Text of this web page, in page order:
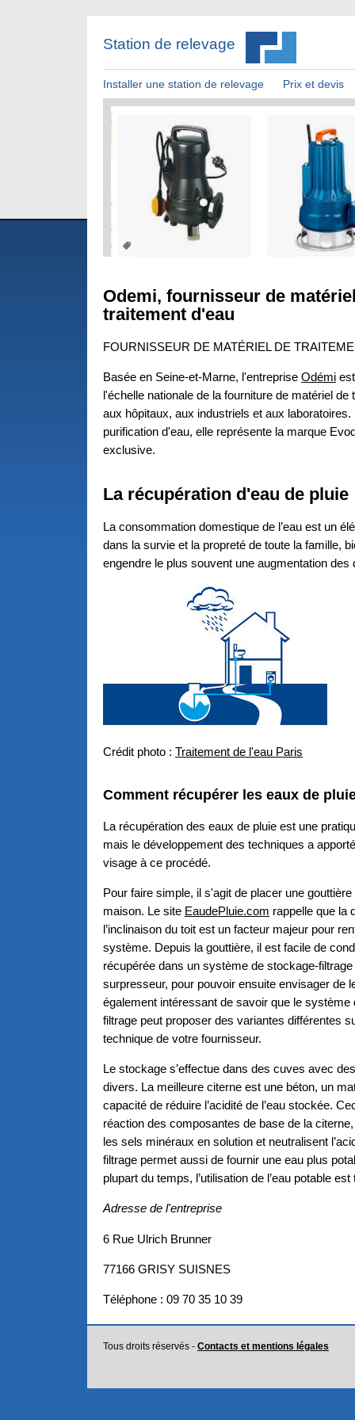
Station de relevage
Installer une station de relevage Prix et devis
Odemi, fournisseur de
traitement d'eau
FOURNISSEUR DE MATÉRIEL DE
Basée en Seine-et-Marne, l'entreprise Odémi
l'échelle nationale de la fourniture de matériel de
aux hôpitaux, aux industriels et aux laboratoires.
purification d'eau, elle représente la marque
exclusive.
La récupération d'eau de pluie
La consommation domestique de l’eau est un
dans la survie et la propreté de toute la famille,
engendre le plus souvent une augmentation des
Crédit photo : Traitement de l'eau Paris
Comment récupérer les eaux de
La récupération des eaux de pluie est une
mais le développement des techniques a
visage à ce procédé.
Pour faire simple, il s'agit de placer une
maison. Le site EaudePluie.com rappelle que la
l’inclinaison du toit est un facteur majeur pour
système. Depuis la gouttière, il est facile de
récupérée dans un système de stockage-filtrage
surpresseur, pour pouvoir ensuite envisager de
également intéressant de savoir que le système
filtrage peut proposer des variantes différentes
technique de votre fournisseur.
Le stockage s’effectue dans des cuves avec
divers. La meilleure citerne est une béton, un
capacité de réduire l’acidité de l’eau stockée.
réaction des composantes de base de la
les sels minéraux en solution et neutralisent
filtrage permet aussi de fournir une eau plus
plupart du temps, l’utilisation de l’eau potable
Adresse de l'entreprise
6 Rue Ulrich Brunner
77166 GRISY SUISNES
Téléphone : 09 70 35 10 39
Tous droits réservés - Contacts et mentions légales